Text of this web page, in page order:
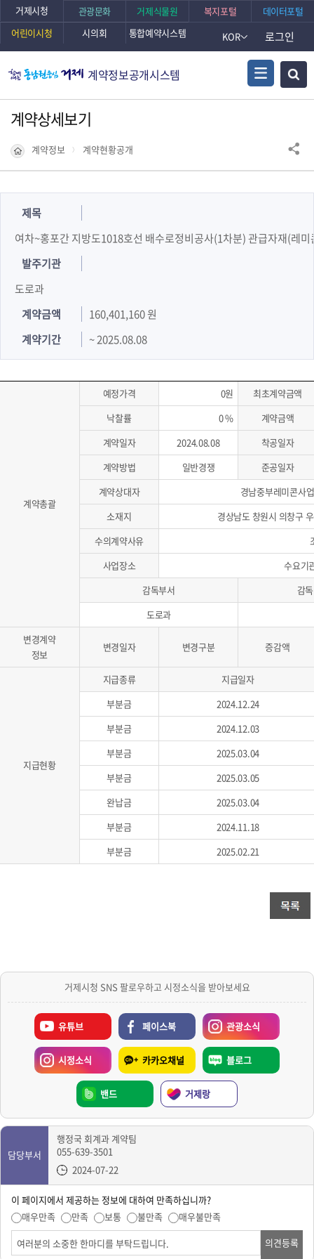
거제시청 관광문화 거제식물원 복지포털
데이터포털
어린이시청
시의회 통합예약시스템 KOR 로그인
계약정보공개시스템
계약상세보기
계약정보 계약현황공개
제목
여차~홍포간 지방도1018호선 배수로정비공사(1차분) 관급자재(레미
발주기관
도로과
계약금액
160,401,160 원
계약기간
~ 2025.08.08
계약총괄
예정가격 0원
최초계약금액
낙찰률
0 %
계약금액
계약일자
2024.08.08
착공일자
계약방법
일반경쟁
준공일자
계약상대자
경남중부레미콘사
소재지
경상남도 창원시 의창구
수의계약사유
사업장소
수요기
감독부서
감
도로과
변경계약
정보
변경일자 변경구분 증감액
지급현황
지급종류
지급일자
부분금
2024.12.24
부분금
2024.12.03
부분금
2025.03.04
부분금
2025.03.05
완납금
2025.03.04
부분금
2024.11.18
부분금
2025.02.21
거제시청 SNS 팔로우하고 시정소식을 받아보세요
유튜브 페이스북 관광소식
시정소식 카카오채널 블로그
밴드 거제랑
담당부서
행정국 회계과 계약팀
055-639-3501
2024-07-22
이 페이지에서 제공하는 정보에 대하여 만족하십니까?
매우만족
만족 보통 불만족
매우불만족
의견등록